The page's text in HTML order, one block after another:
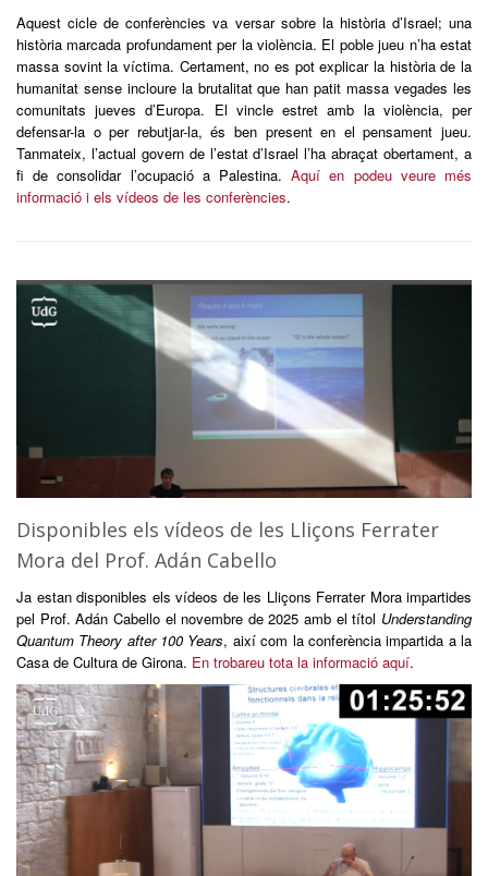
Aquest cicle de conferències va versar sobre la història d’Israel; una
història marcada profundament per la violència. El poble jueu n’ha estat
massa sovint la víctima. Certament, no es pot explicar la història de la
humanitat sense incloure la brutalitat que han patit massa vegades les
comunitats jueves d’Europa. El vincle estret amb la violència, per
defensar-la o per rebutjar-la, és ben present en el pensament jueu.
Tanmateix, l’actual govern de l’estat d’Israel l’ha abraçat obertament, a
fi de consolidar l’ocupació a Palestina.Aquí en podeu veure més
informació i els vídeos de les conferències.
Disponibles els vídeos de les Lliçons Ferrater
Mora del Prof. Adán Cabello
Ja estan disponibles els vídeos de les Lliçons Ferrater Mora impartides
pel Prof. Adán Cabello el novembre de 2025 amb el títol Understanding
Quantum Theory after 100 Years, així com la conferència impartida a la
Casa de Cultura de Girona. En trobareu tota la informació aquí.